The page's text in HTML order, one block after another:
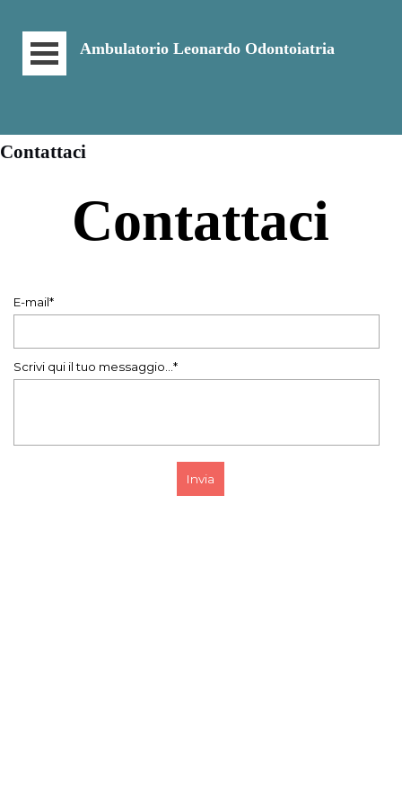
Ambulatorio Leonardo Odontoiatria
Contattaci
Contattaci
E-mail*
Scrivi qui il tuo messaggio...*